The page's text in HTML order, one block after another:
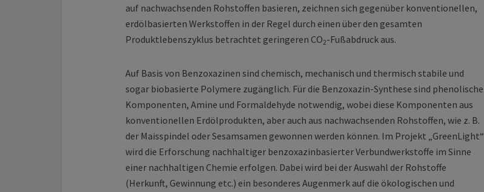
auf nachwachsenden Rohstoffen basieren, zeichnen sich gegenüber konventionellen,
erdölbasierten Werkstoffen in der Regel durch einen über den gesamten
Produktlebenszyklus betrachtet geringeren CO2-Fußabdruck aus.
Auf Basis von Benzoxazinen sind chemisch, mechanisch und thermisch stabile und
sogar biobasierte Polymere zugänglich. Für die Benzoxazin-Synthese sind phenolische
Komponenten, Amine und Formaldehyde notwendig, wobei diese Komponenten aus
konventionellen Erdölprodukten, aber auch aus nachwachsenden Rohstoffen, wie z. B.
der Maisspindel oder Sesamsamen gewonnen werden können. Im Projekt „GreenLight“
wird die Erforschung nachhaltiger benzoxazinbasierter Verbundwerkstoffe im Sinne
einer nachhaltigen Chemie erfolgen. Dabei wird bei der Auswahl der Rohstoffe
(Herkunft, Gewinnung etc.) ein besonderes Augenmerk auf die ökologischen und